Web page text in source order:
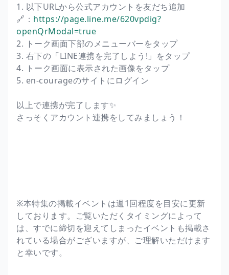
1. 以下URLから公式アカウントを友だち追加
🔗： https://page.line.me/620vpdig?
openQrModal=true
2. トーク画面下部のメニューバーをタップ
3. 右下の「LINE連携を完了しよう!」をタップ
4. トーク画面に表示された画像をタップ
5. en-courageのサイトにログイン
以上で連携が完了します✨
さっそくアカウント連携をしてみましょう！
※本特集の掲載イベントは週1回程度を目安に更新
しております。ご覧いただくタイミングによって
は、すでに締切を迎えてしまったイベントも掲載さ
れている場合がございますが、ご理解いただけます
と幸いです。